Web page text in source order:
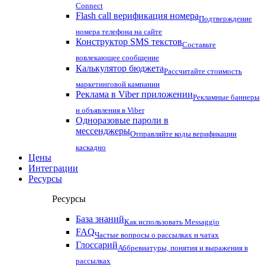
Connect
Flash call верификация номераПодтверждение
номера телефона на сайте
Конструктор SMS текстовСоставьте
вовлекающее сообщение
Калькулятор бюджетаРассчитайте стоимость
маркетинговой кампании
Реклама в Viber приложенииРекламные баннеры
и объявления в Viber
Одноразовые пароли в
мессенджерыОтправляйте коды верификации
каскадно
Цены
Интеграции
Ресурсы
Ресурсы
База знанийКак использовать Messaggio
FAQЧастые вопросы о рассылках и чатах
ГлоссарийАббревиатуры, понятия и выражения в
рассылках